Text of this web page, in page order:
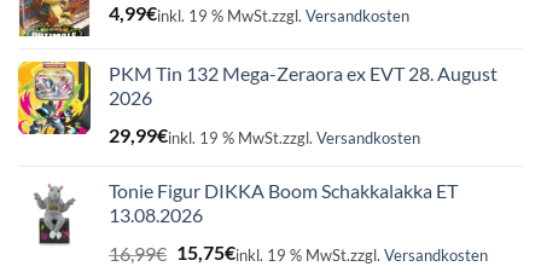
4,99€inkl. 19 % MwSt.zzgl. Versandkosten
PKM Tin 132 Mega-Zeraora ex EVT 28. August
2026
29,99€inkl. 19 % MwSt.zzgl. Versandkosten
Tonie Figur DIKKA Boom Schakkalakka ET
13.08.2026
16,99€ Ursprünglicher
15,75€Aktueller
inkl. 19 % MwSt.zzgl. Versandkosten